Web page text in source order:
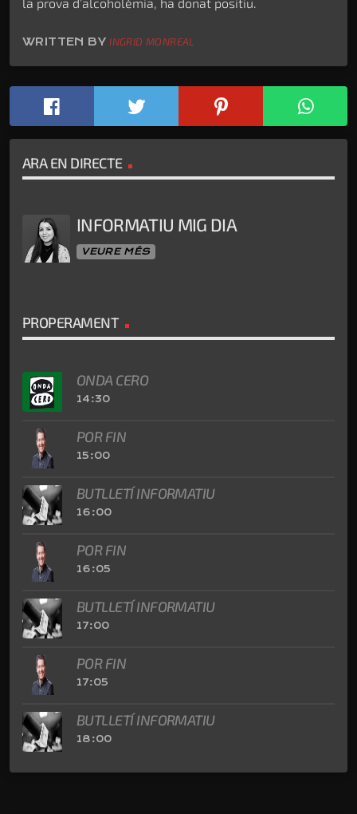
WRITTEN BYINGRID MONREAL
ARA EN DIRECTE
INFORMATIU MIG DIA
VEURE MÉS
PROPERAMENT
ONDA CERO
14:30
POR FIN
15:00
BUTLLETÍ INFORMATIU
16:00
POR FIN
16:05
BUTLLETÍ INFORMATIU
17:00
POR FIN
17:05
BUTLLETÍ INFORMATIU
18:00